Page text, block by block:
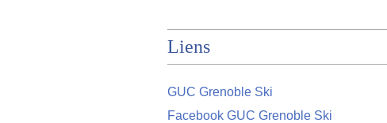
Liens
GUC Grenoble Ski
Facebook GUC Grenoble Ski